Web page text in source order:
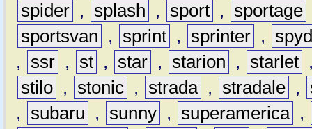
spider , splash , sport , sportage
sportsvan
, sprint , sprinter ,
,
ssr , st , star , starion , starlet
stilo , stonic , strada , stradale ,
,
subaru , sunny , superamerica ,